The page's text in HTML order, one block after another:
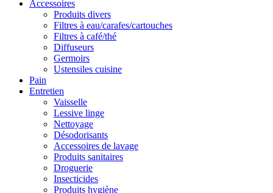
Accessoires
Produits divers
Filtres à eau/carafes/cartouches
Filtres à café/thé
Diffuseurs
Germoirs
Ustensiles cuisine
Pain
Entretien
Vaisselle
Lessive linge
Nettoyage
Désodorisants
Accessoires de lavage
Produits sanitaires
Droguerie
Insecticides
Produits hygiène